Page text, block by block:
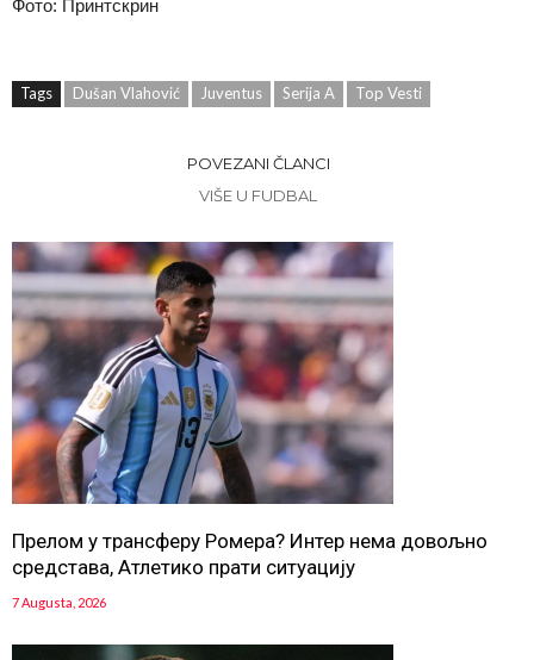
Фото: Принтскрин
Tags Dušan Vlahović Juventus Serija A Top Vesti
POVEZANI ČLANCI
VIŠE U FUDBAL
Прелом у трансферу Ромера? Интер нема довољно
средстава, Атлетико прати ситуацију
7 Augusta, 2026